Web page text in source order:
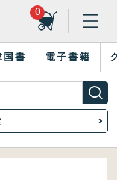
0
国書 電子書籍